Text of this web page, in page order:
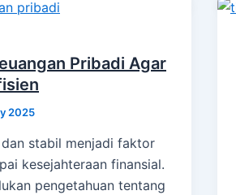
Pribadi Agar
2025
stabil menjadi faktor
kesejahteraan finansial.
pengetahuan tentang